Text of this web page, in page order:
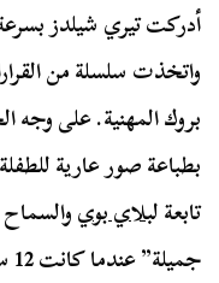
أدركت تيري شيلدز بسرعة
واتخذت سلسلة من
بروك المهنية. على
تابعة لبلاي بوي
جميلة” عندما كانت 12 سنة.